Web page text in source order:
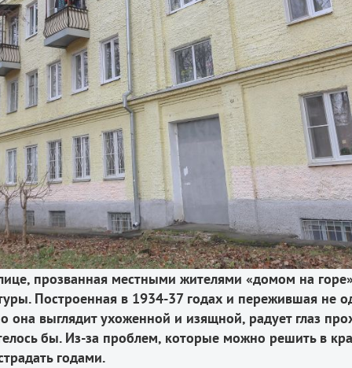
прозванная местными жителями «домом на
Построенная в 1934-37 годах и пережившая не
она выглядит ухоженной и изящной, радует глаз
бы. Из-за проблем, которые можно решить в
годами.